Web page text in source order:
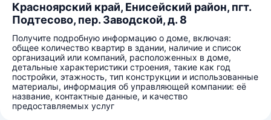
Красноярский край, Енисейский район, пгт.
Подтесово, пер. Заводской, д. 8
Получите подробную информацию о доме, включая:
общее количество квартир в здании, наличие и список
организаций или компаний, расположенных в доме,
детальные характеристики строения, такие как год
постройки, этажность, тип конструкции и использованные
материалы, информация об управляющей компании: её
название, контактные данные, и качество
предоставляемых услуг